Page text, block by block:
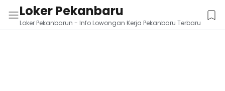
Loker Pekanbaru
Loker Pekanbarun - Info Lowongan Kerja Pekanbaru Terbaru